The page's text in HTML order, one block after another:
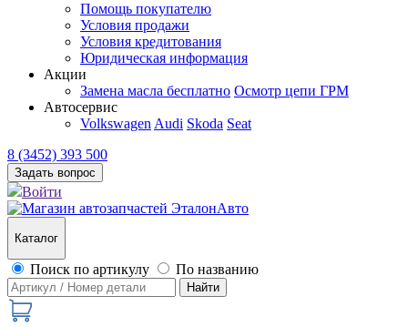
Помощь покупателю
Условия продажи
Условия кредитования
Юридическая информация
Акции
Замена масла бесплатно Осмотр цепи ГРМ
Автосервис
Volkswagen Audi Skoda Seat
8 (3452) 393 500
Задать вопрос
Войти
Каталог
Поиск по артикулу По названию
Найти